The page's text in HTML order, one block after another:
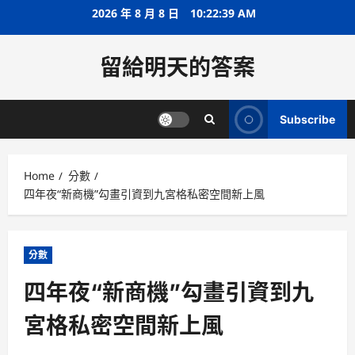
2026 年 8 月 8 日 10:22:40 AM
留給明天的答案
Subscribe
Home
分數
四年夜“新商機”勾畫引資到九宮格私密空間新上風
分數
四年夜“新商機”勾畫引資到九
宮格私密空間新上風